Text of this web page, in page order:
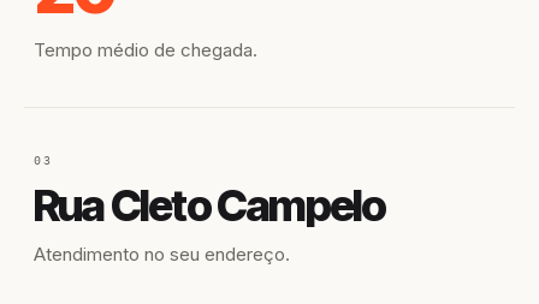
Tempo médio de chegada.
03
Rua Cleto Campelo
Atendimento no seu endereço.